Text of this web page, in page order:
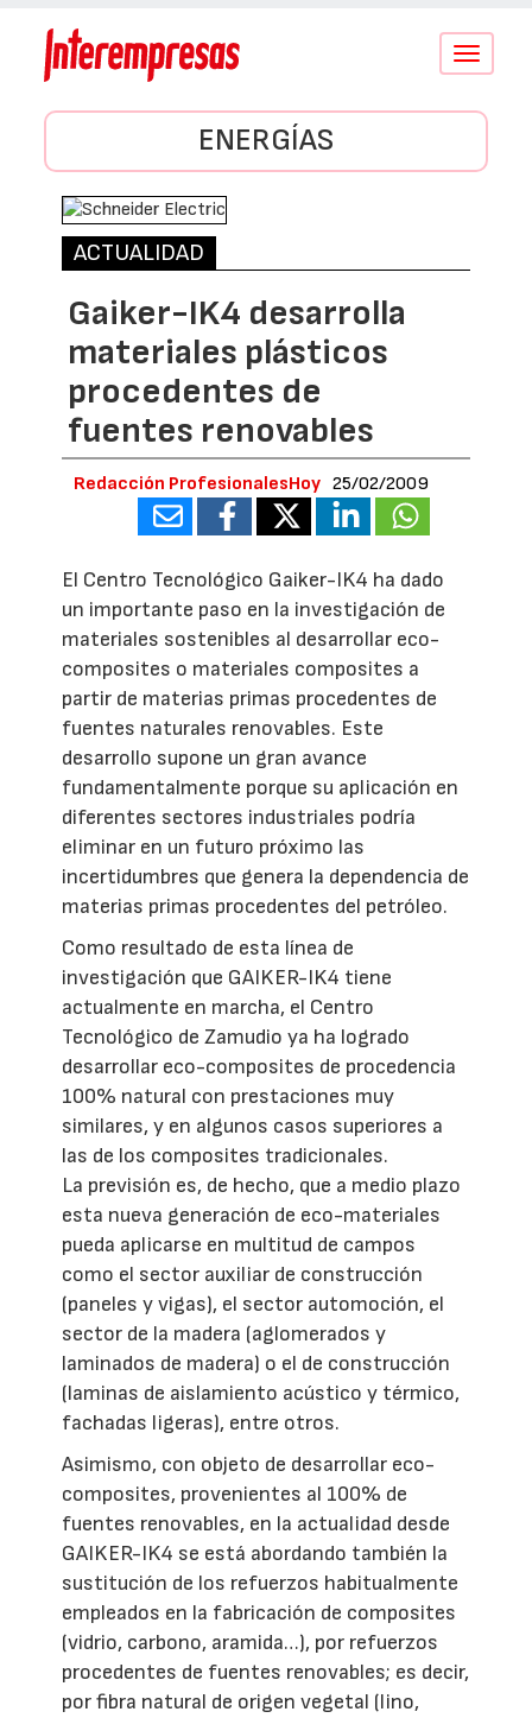
Conmutar
ENERGÍAS
ACTUALIDAD
Gaiker-IK4 desarrolla
materiales plásticos
procedentes de
fuentes renovables
Redacción ProfesionalesHoy 25/02/2009
El Centro Tecnológico Gaiker-IK4 ha dado
un importante paso en la investigación de
materiales sostenibles al desarrollar eco-
composites o materiales composites a
partir de materias primas procedentes de
fuentes naturales renovables. Este
desarrollo supone un gran avance
fundamentalmente porque su aplicación en
diferentes sectores industriales podría
eliminar en un futuro próximo las
incertidumbres que genera la dependencia de
materias primas procedentes del petróleo.
Como resultado de esta línea de
investigación que GAIKER-IK4 tiene
actualmente en marcha, el Centro
Tecnológico de Zamudio ya ha logrado
desarrollar eco-composites de procedencia
100% natural con prestaciones muy
similares, y en algunos casos superiores a
las de los composites tradicionales.
La previsión es, de hecho, que a medio plazo
esta nueva generación de eco-materiales
pueda aplicarse en multitud de campos
como el sector auxiliar de construcción
(paneles y vigas), el sector automoción, el
sector de la madera (aglomerados y
laminados de madera) o el de construcción
(laminas de aislamiento acústico y térmico,
fachadas ligeras), entre otros.
Asimismo, con objeto de desarrollar eco-
composites, provenientes al 100% de
fuentes renovables, en la actualidad desde
GAIKER-IK4 se está abordando también la
sustitución de los refuerzos habitualmente
empleados en la fabricación de composites
(vidrio, carbono, aramida…), por refuerzos
procedentes de fuentes renovables; es decir,
por fibra natural de origen vegetal (lino,